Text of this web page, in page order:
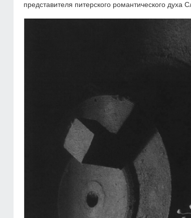
представителя питерского романтического духа